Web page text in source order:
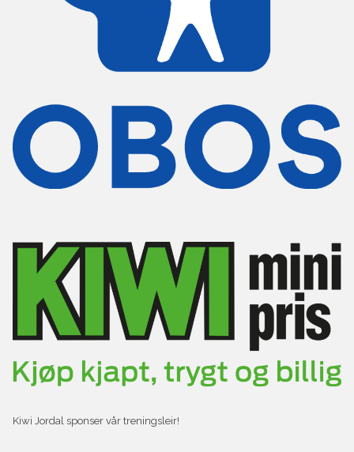
Kiwi Jordal sponser vår treningsleir!